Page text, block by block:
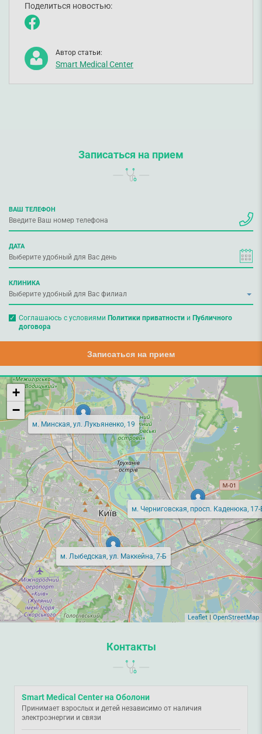
Поделиться новостью:
Автор статьи:
Smart Medical Center
Записаться на прием
ВАШ ТЕЛЕФОН
ДАТА
КЛИНИКА
Соглашаюсь с условиями Политики приватностии Публичного
договора
Записаться на прием
м. Минская, ул. Лукьяненко, 19
м. Лыбедская, ул. Маккейна, 7-Б
м. Черниговская, просп. Каденюка, 17-
+
−
Leaflet| OpenStreetMap
Контакты
Smart Medical Center на Оболони
Принимает взрослых и детей независимо от наличия
электроэнергии и связи